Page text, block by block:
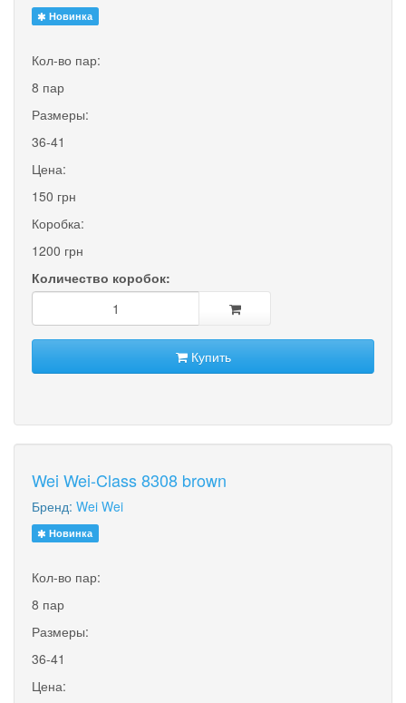
Новинка
Кол-во пар:
8 пар
Размеры:
36-41
Цена:
150 грн
Коробка:
1200 грн
Количество коробок:
Купить
Wei Wei-Class 8308 brown
Бренд: Wei Wei
Новинка
Кол-во пар:
8 пар
Размеры:
36-41
Цена: